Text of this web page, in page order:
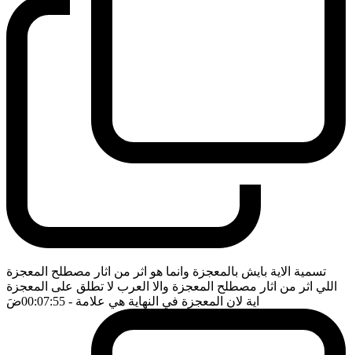
تسمية الاية بايش بالمعجزة وانما هو اثر من اثار مصطلح المعجزة
اللي اثر من اثار مصطلح المعجزة والا العرب لا تطلق على المعجزة
اية لان المعجزة في النهاية هي علامة - 00:07:55 ضَ